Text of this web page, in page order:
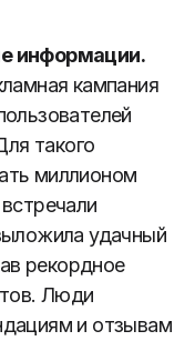
информации.
кампания
такого
миллионом
удачный
рекордное
Люди
и отзывам